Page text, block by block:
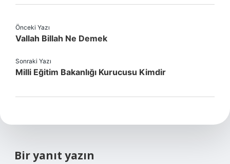
Önceki Yazı
Vallah Billah Ne Demek
Sonraki Yazı
Milli Eğitim Bakanlığı Kurucusu Kimdir
Bir yanıt yazın